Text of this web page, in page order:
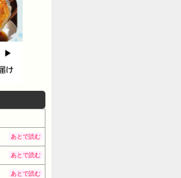
あとで読む
あとで読む
あとで読む